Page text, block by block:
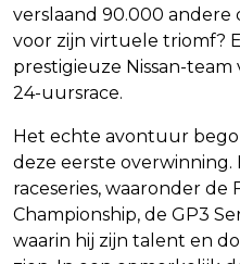
verslaand 90.000 andere
voor zijn virtuele triomf?
prestigieuze Nissan-
24-uursrace.
Het echte avontuur
deze eerste overwinning.
raceseries, waaronder
Championship, de GP3
waarin hij zijn talent en